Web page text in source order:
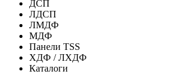
ДСП
ЛДСП
ЛМДФ
МДФ
Панели TSS
ХДФ / ЛХДФ
Каталоги